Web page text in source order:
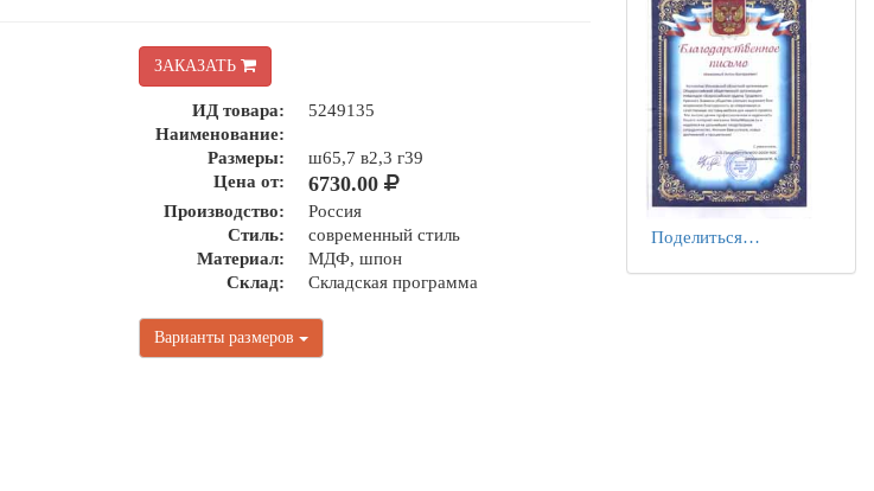
ЗАКАЗАТЬ
ИД товара:
5249135
Наименование:
Размеры:
ш65,7 в2,3 г39
Цена от:
6730.00
Производство:
Россия
Стиль:
современный стиль
Материал:
МДФ, шпон
Склад:
Складская программа
Варианты размеров
Поделиться…